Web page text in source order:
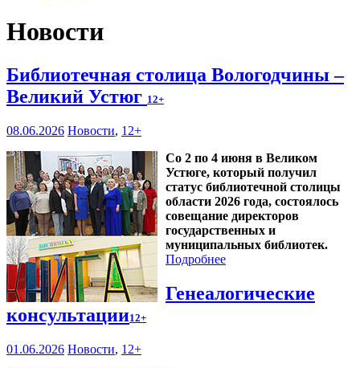
Новости
Библиотечная столица Вологодчины –
Великий Устюг 12+
08.06.2026 Новости, 12+
Со 2 по 4 июня в Великом
Устюге, который получил
статус библиотечной столицы
области 2026 года, состоялось
совещание директоров
государственных и
муниципальных библиотек.
Подробнее
Генеалогические
консультации12+
01.06.2026 Новости, 12+